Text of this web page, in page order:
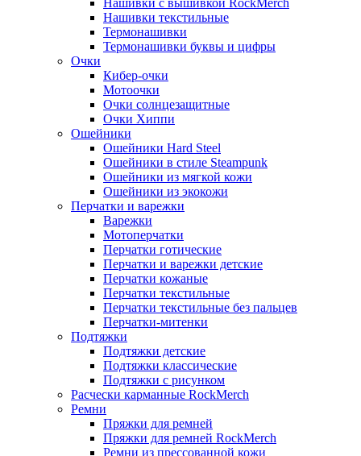
Нашивки с вышивкой RockMerch
Нашивки текстильные
Термонашивки
Термонашивки буквы и цифры
Очки
Кибер-очки
Мотоочки
Очки солнцезащитные
Очки Хиппи
Ошейники
Ошейники Hard Steel
Ошейники в стиле Steampunk
Ошейники из мягкой кожи
Ошейники из экокожи
Перчатки и варежки
Варежки
Мотоперчатки
Перчатки готические
Перчатки и варежки детские
Перчатки кожаные
Перчатки текстильные
Перчатки текстильные без пальцев
Перчатки-митенки
Подтяжки
Подтяжки детские
Подтяжки классические
Подтяжки с рисунком
Расчески карманные RockMerch
Ремни
Пряжки для ремней
Пряжки для ремней RockMerch
Ремни из прессованной кожи